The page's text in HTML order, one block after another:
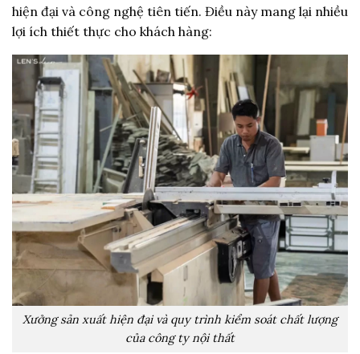
hiện đại và công nghệ tiên tiến. Điều này mang lại nhiều
lợi ích thiết thực cho khách hàng:
Xưởng sản xuất hiện đại và quy trình kiểm soát chất lượng
của công ty nội thất